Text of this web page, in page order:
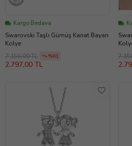
Kargo Bedava
Swarovski Taşlı Gümüş Kanat Bayan
Kolye
7.156,00 TL
%61
2.797,00 TL